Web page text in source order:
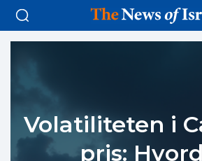
Volatiliteten i
pris: